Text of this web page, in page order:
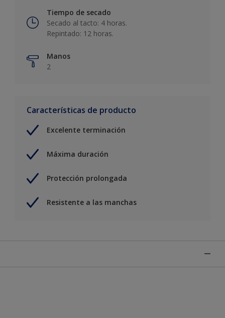
Tiempo de secado
Secado al tacto: 4 horas.
Repintado: 12 horas.
Manos
2
Características de producto
Excelente terminación
Máxima duración
Protección prolongada
Resistente a las manchas